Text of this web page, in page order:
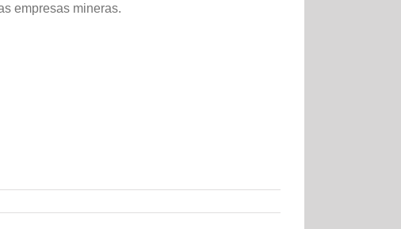
empresas mineras.